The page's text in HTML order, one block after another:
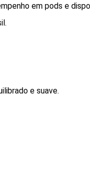
em pods e
e suave.